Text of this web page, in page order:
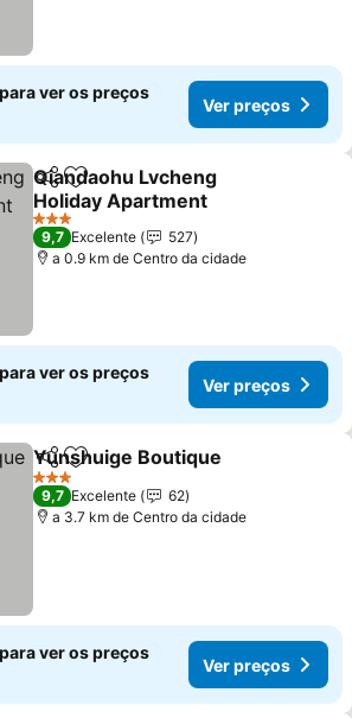
ver os preços
Ver preços
PartilharAdicionar aos favoritos
Qiandaohu Lvcheng
Holiday Apartment
3 Estrelas
9,7 Excelente
527
a 0.9 km de Centro da cidade
ver os preços
Ver preços
PartilharAdicionar aos favoritos
Yunshuige Boutique
3 Estrelas
9,7 Excelente
62
a 3.7 km de Centro da cidade
ver os preços
Ver preços